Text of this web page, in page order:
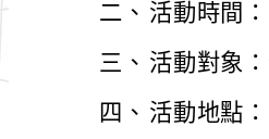
二、 活動時間
三、 活動對象
四、 活動地點